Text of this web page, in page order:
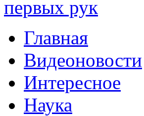
Главная
Видеоновости
Интересное
Наука